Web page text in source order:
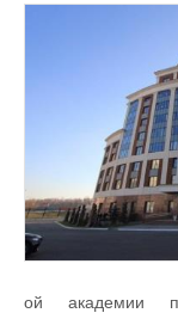
ой академии